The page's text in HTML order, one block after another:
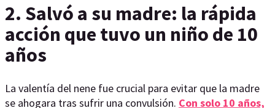
2. Salvó a su madre: la rápida
acción que tuvo un niño de 10
años
La valentía del nene fue crucial para evitar que la madre
se ahogara tras sufrir una convulsión. Con solo 10 años,